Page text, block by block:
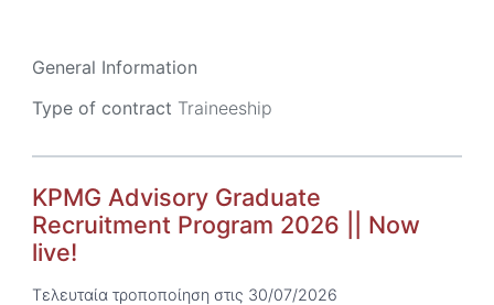
General Information
Type of contract Traineeship
KPMG Advisory Graduate
Recruitment Program 2026 || Now
live!
Τελευταία τροποποίηση στις 30/07/2026